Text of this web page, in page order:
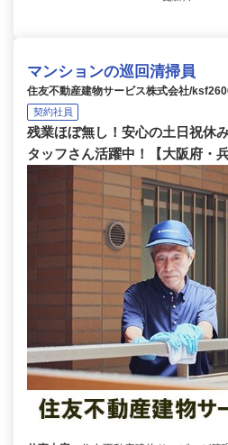
マンションの巡回清掃員
住友不動産建物サービス株式会社/
契約社員
残業ほぼ無し！安心の土日祝休
タッフさん活躍中！【大阪府・兵